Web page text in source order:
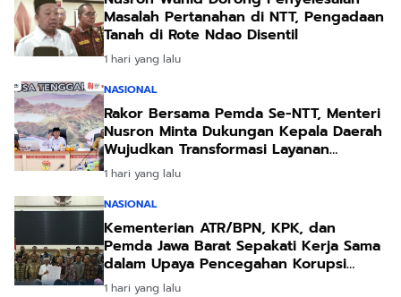
Masalah Pertanahan di NTT, Pengadaan
Tanah di Rote Ndao Disentil
1 hari yang lalu
NASIONAL
Rakor Bersama Pemda Se-NTT, Menteri
Nusron Minta Dukungan Kepala Daerah
Wujudkan Transformasi Layanan
Pertanahan
1 hari yang lalu
NASIONAL
Kementerian ATR/BPN, KPK, dan
Pemda Jawa Barat Sepakati Kerja Sama
dalam Upaya Pencegahan Korupsi
serta Penguatan Ekonomi Daerah
1 hari yang lalu